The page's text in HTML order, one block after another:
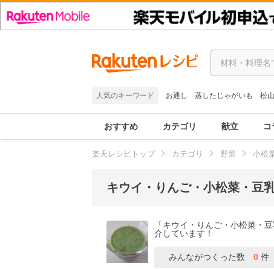
人気のキーワード お通し 蒸したじゃがいも 松
おすすめ カテゴリ 献立 コ
楽天レシピトップ カテゴリ 野菜 小松
キウイ・りんご・小松菜・豆
「キウイ・りんご・小松菜・
介しています！
みんながつくった数 0件